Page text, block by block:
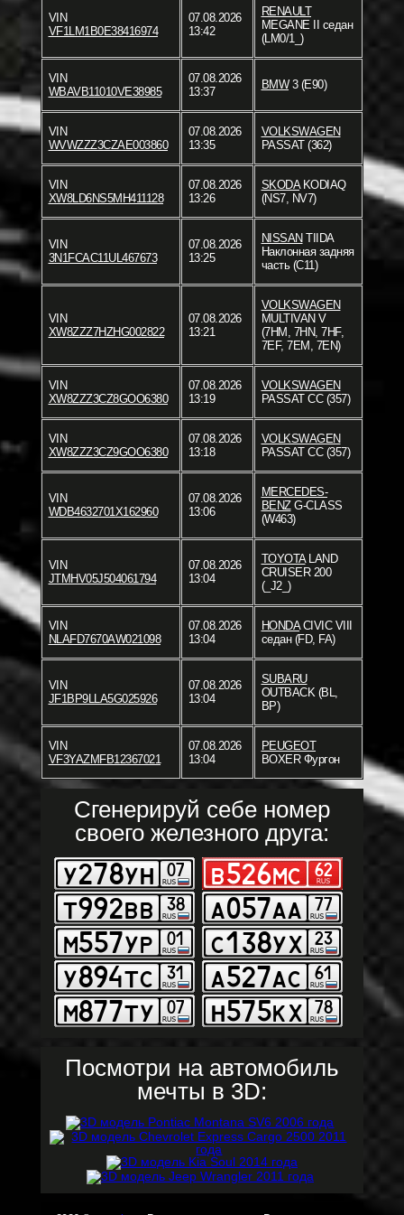
VIN
VF1LM1B0E38416974
07.08.2026
13:42
RENAULT
MEGANE II седан
(LM0/1_)
VIN
WBAVB11010VE38985
07.08.2026
13:37
BMW3 (E90)
VIN
WVWZZZ3CZAE003860
07.08.2026
13:35
VOLKSWAGEN
PASSAT (362)
VIN
XW8LD6NS5MH411128
07.08.2026
13:26
SKODAKODIAQ
(NS7, NV7)
VIN
3N1FCAC11UL467673
07.08.2026
13:25
NISSANTIIDA
Наклонная задняя
часть (C11)
VIN
XW8ZZZ7HZHG002822
07.08.2026
13:21
VOLKSWAGEN
MULTIVAN V
(7HM, 7HN, 7HF,
7EF, 7EM, 7EN)
VIN
XW8ZZZ3CZ8GOO6380
07.08.2026
13:19
VOLKSWAGEN
PASSAT CC (357)
VIN
XW8ZZZ3CZ9GOO6380
07.08.2026
13:18
VOLKSWAGEN
PASSAT CC (357)
VIN
WDB4632701X162960
07.08.2026
13:06
MERCEDES-
BENZG-CLASS
(W463)
VIN
JTMHV05J504061794
07.08.2026
13:04
TOYOTALAND
CRUISER 200
(_J2_)
VIN
NLAFD7670AW021098
07.08.2026
13:04
HONDACIVIC VIII
седан (FD, FA)
VIN
JF1BP9LLA5G025926
07.08.2026
13:04
SUBARU
OUTBACK (BL,
BP)
VIN
VF3YAZMFB12367021
07.08.2026
13:04
PEUGEOT
BOXER Фургон
Сгенерируй себе номер
своего железного друга:
Посмотри на автомобиль
мечты в 3D: